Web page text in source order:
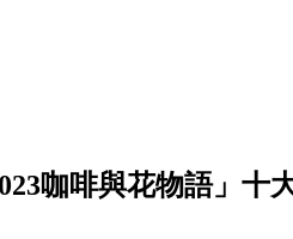
咖啡與花物語」十